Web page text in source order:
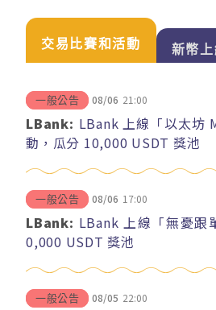
交易比賽和活動 新幣上
一般公告 08/06 21:00
LBank: LBank 上線「以太坊
動，瓜分 10,000 USDT 獎池
一般公告 08/06 17:00
LBank: LBank 上線「無憂跟
0,000 USDT 獎池
一般公告 08/05 22:00